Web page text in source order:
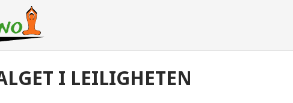
I LEILIGHETEN